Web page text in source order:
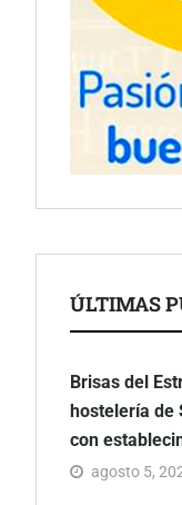
ÚLTIMAS
Brisas del
hostelería de
con
agosto 5,